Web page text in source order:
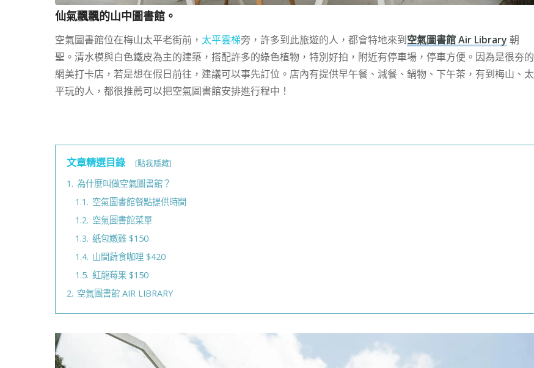
仙氣飄飄的山中圖書館。
空氣圖書館位在梅山太平老街前， 太平雲梯旁，許多到此旅遊的人，都會特地來到空氣圖書館 Air Library 朝
聖。清水模與白色鐵皮為主的建築，搭配許多的綠色植物，特別好拍，附近有停車場，停車方便。因為是很夯的
網美打卡店，若是想在假日前往，建議可以事先訂位。店內有提供早午餐、減餐、鍋物、下午茶，有到梅山、太
平玩的人，都很推薦可以把空氣圖書館安排進行程中！
文章精選目錄 [點我隱藏]
1. 為什麼叫做空氣圖書館？
1.1. 空氣圖書館餐點提供時間
1.2. 空氣圖書館菜單
1.3. 紙包嫩雞 $150
1.4. 山間蔬食咖哩 $420
1.5. 紅龍莓果 $150
2. 空氣圖書館 AIR LIBRARY